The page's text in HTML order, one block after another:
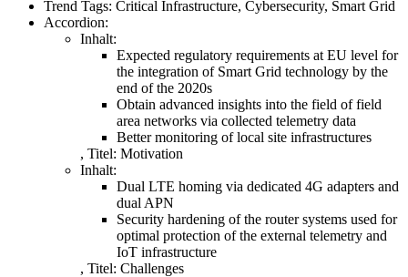
Trend Tags: Critical Infrastructure, Cybersecurity, Smart Grid
Accordion:
Inhalt:
Expected regulatory requirements at EU level for
the integration of Smart Grid technology by the
end of the 2020s
Obtain advanced insights into the field of field
area networks via collected telemetry data
Better monitoring of local site infrastructures
, Titel: Motivation
Inhalt:
Dual LTE homing via dedicated 4G adapters and
dual APN
Security hardening of the router systems used for
optimal protection of the external telemetry and
IoT infrastructure
, Titel: Challenges